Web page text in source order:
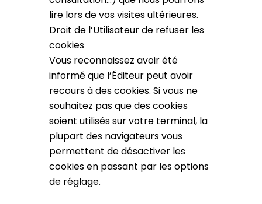
lire lors de vos visites ultérieures.
Droit de l’Utilisateur de refuser les
cookies
Vous reconnaissez avoir été
informé que l’Éditeur peut avoir
recours à des cookies. Si vous ne
souhaitez pas que des cookies
soient utilisés sur votre terminal, la
plupart des navigateurs vous
permettent de désactiver les
cookies en passant par les options
de réglage.